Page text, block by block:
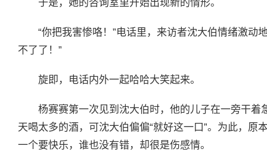
于是，她的咨询室里开始出现新的情形。
“你把我害惨咯！”电话里，来访者沈大伯情绪激动
不了了！”
旋即，电话内外一起哈哈大笑起来。
杨赛赛第一次见到沈大伯时，他的儿子在一旁干
天喝太多的酒，可沈大伯偏偏“就好这一口”。为此，原
一个要快乐，谁也没有错，却很是伤感情。